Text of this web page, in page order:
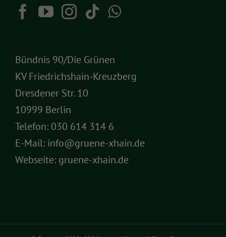
Bündnis 90/Die Grünen
KV Friedrichshain-Kreuzberg
Dresdener Str. 10
10999 Berlin
Telefon: 030 614 314 6
E-Mail: info@gruene-xhain.de
Webseite: gruene-xhain.de